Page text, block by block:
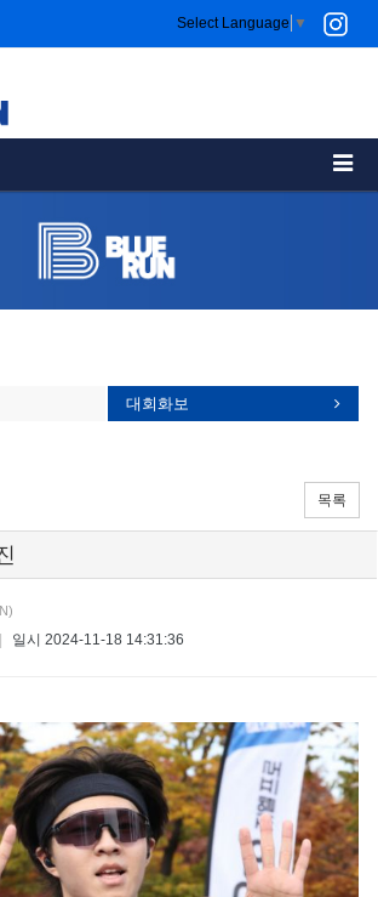
Select Language ▼
대회화보
목록
| 일시 2024-11-18 14:31:36